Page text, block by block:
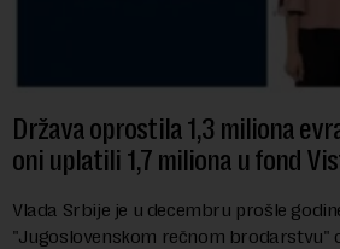
Država oprostila 1,3 miliona
oni uplatili 1,7 miliona u fond
Vlada Srbije je u decembru prošle
"Jugoslovenskom rečnom brodarstvu"